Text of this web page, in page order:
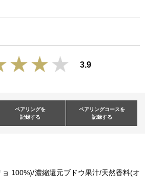
3.9
ペアリングを
記録する
ペアリングコースを
記録する
100%)/濃縮還元ブドウ果汁/天然香料(オ